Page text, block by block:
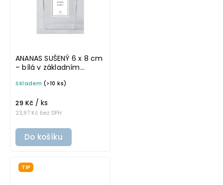
ANANAS SUŠENÝ 6 x 8 cm
– bílá v základním
samolepka na
Skladem (>10 ks)
23,97 Kč bez DPH
29 Kč / ks
Do košíku
TIP